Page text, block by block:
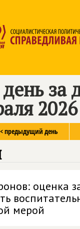
за
2026
< предыдущий день
оценка
мерой